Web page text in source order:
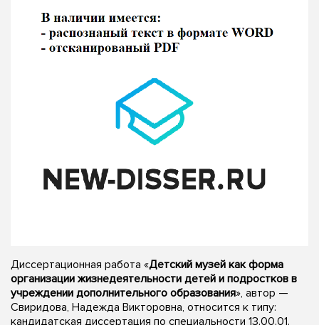
Диссертационная работа «Детский музей как форма
организации жизнедеятельности детей и подростков в
учреждении дополнительного образования», автор —
Свиридова, Надежда Викторовна, относится к типу:
кандидатская диссертация по специальности 13.00.01.